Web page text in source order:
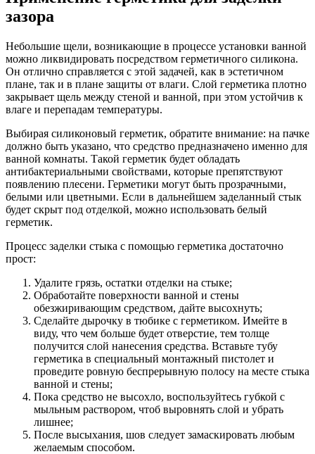
зазора
Небольшие щели, возникающие в процессе установки ванной
можно ликвидировать посредством герметичного силикона.
Он отлично справляется с этой задачей, как в эстетичном
плане, так и в плане защиты от влаги. Слой герметика плотно
закрывает щель между стеной и ванной, при этом устойчив к
влаге и перепадам температуры.
Выбирая силиконовый герметик, обратите внимание: на пачке
должно быть указано, что средство предназначено именно для
ванной комнаты. Такой герметик будет обладать
антибактериальными свойствами, которые препятствуют
появлению плесени. Герметики могут быть прозрачными,
белыми или цветными. Если в дальнейшем заделанный стык
будет скрыт под отделкой, можно использовать белый
герметик.
Процесс заделки стыка с помощью герметика достаточно
прост:
Удалите грязь, остатки отделки на стыке;
Обработайте поверхности ванной и стены
обезжиривающим средством, дайте высохнуть;
Сделайте дырочку в тюбике с герметиком. Имейте в
виду, что чем больше будет отверстие, тем толще
получится слой нанесения средства. Вставьте тубу
герметика в специальный монтажный пистолет и
проведите ровную беспрерывную полосу на месте стыка
ванной и стены;
Пока средство не высохло, воспользуйтесь губкой с
мыльным раствором, чтоб выровнять слой и убрать
лишнее;
После высыхания, шов следует замаскировать любым
желаемым способом.